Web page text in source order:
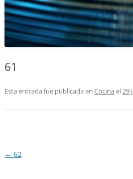
61
Esta entrada fue publicada en Cocina el29
Navegación
← 62